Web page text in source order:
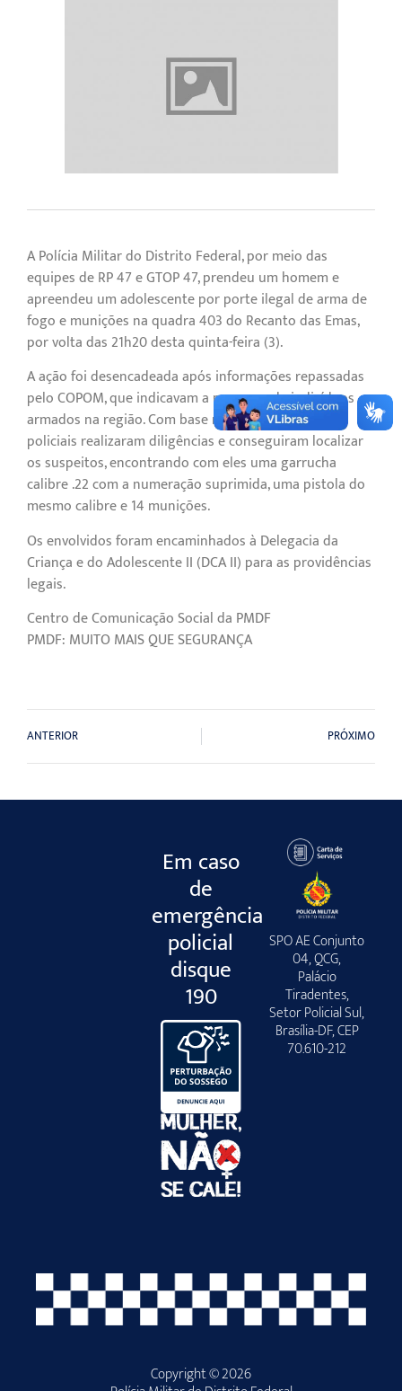
A Polícia Militar do Distrito Federal, por meio das
equipes de RP 47 e GTOP 47, prendeu um homem e
apreendeu um adolescente por porte ilegal de arma de
fogo e munições na quadra 403 do Recanto das Emas,
por volta das 21h20 desta quinta-feira (3).
A ação foi desencadeada após informações repassadas
pelo COPOM, que indicavam a presença de indivíduos
armados na região. Com base nas informações, os
policiais realizaram diligências e conseguiram localizar
os suspeitos, encontrando com eles uma garrucha
calibre .22 com a numeração suprimida, uma pistola do
mesmo calibre e 14 munições.
Os envolvidos foram encaminhados à Delegacia da
Criança e do Adolescente II (DCA II) para as providências
legais.
Centro de Comunicação Social da PMDF
PMDF: MUITO MAIS QUE SEGURANÇA
ANTERIOR PRÓXIMO
Em caso
de
emergência
policial
disque
190
SPO AE Conjunto
04, QCG,
Palácio
Tiradentes,
Setor Policial Sul,
Brasília-DF, CEP
70.610-212
Copyright © 2026